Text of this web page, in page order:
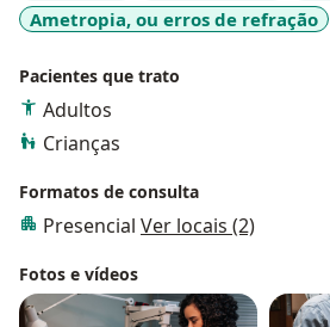
Ametropia, ou erros de refração
Pacientes que trato
Adultos
Crianças
Formatos de consulta
Presencial Ver locais (2)
Fotos e vídeos